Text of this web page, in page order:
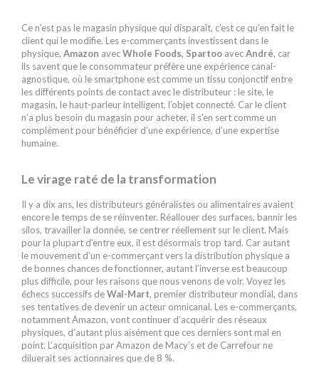
Ce n’est pas le magasin physique qui disparaît, c’est ce qu’en fait le
client qui le modifie. Les e-commerçants investissent dans le
physique, Amazon avecWhole Foods, Spartoo avecAndré, car
ils savent que le consommateur préfère une expérience canal-
agnostique, où le smartphone est comme un tissu conjonctif entre
les différents points de contact avec le distributeur : le site, le
magasin, le haut-parleur intelligent, l’objet connecté. Car le client
n’a plus besoin du magasin pour acheter, il s’en sert comme un
complément pour bénéficier d’une expérience, d’une expertise
humaine.
Le virage raté de la transformation
Il y a dix ans, les distributeurs généralistes ou alimentaires avaient
encore le temps de se réinventer. Réallouer des surfaces, bannir les
silos, travailler la donnée, se centrer réellement sur le client. Mais
pour la plupart d’entre eux, il est désormais trop tard. Car autant
le mouvement d’un e-commerçant vers la distribution physique a
de bonnes chances de fonctionner, autant l’inverse est beaucoup
plus difficile, pour les raisons que nous venons de voir. Voyez les
échecs successifs deWal-Mart, premier distributeur mondial, dans
ses tentatives de devenir un acteur omnicanal. Les e-commerçants,
notamment Amazon, vont continuer d’acquérir des réseaux
physiques, d’autant plus aisément que ces derniers sont mal en
point. L’acquisition par Amazon de Macy’s et de Carrefour ne
diluerait ses actionnaires que de 8 %.